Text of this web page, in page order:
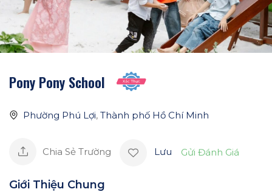
Pony Pony School
Phường Phú Lợi, Thành phố Hồ Chí Minh
Chia Sẻ Trường Lưu Gửi Đánh Giá
Giới Thiệu Chung